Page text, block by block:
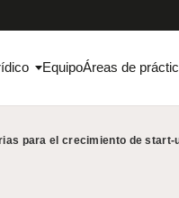
EquipoÁreas de
para el crecimiento de start-